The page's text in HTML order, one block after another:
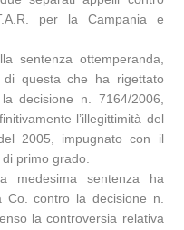
per la Campania e
sentenza ottemperanda,
questa che ha rigettato
decisione n. 7164/2006,
l’illegittimità del
2005, impugnato con il
primo grado.
medesima sentenza ha
Co. contro la decisione n.
la controversia relativa